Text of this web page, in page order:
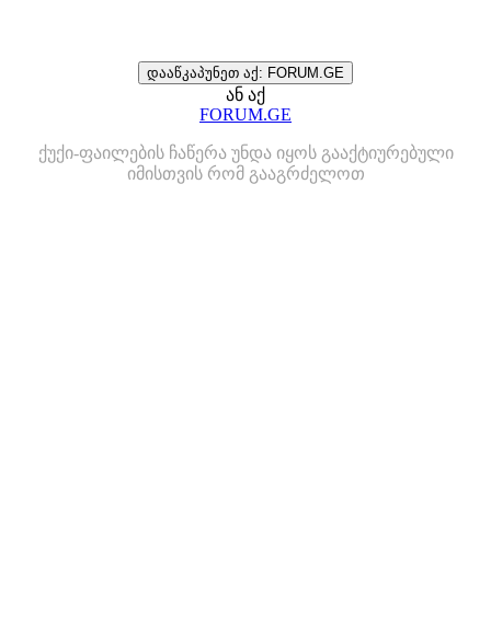
დააწკაპუნეთ აქ: FORUM.GE
ან აქ
FORUM.GE
ქუქი-ფაილების ჩაწერა უნდა იყოს გააქტიურებული
იმისთვის რომ გააგრძელოთ